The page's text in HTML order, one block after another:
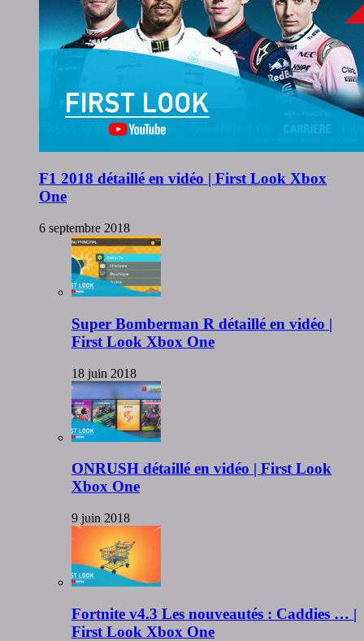
F1 2018 détaillé en vidéo | First Look Xbox
One
6 septembre 2018
Super Bomberman R détaillé en vidéo |
First Look Xbox One
18 juin 2018
ONRUSH détaillé en vidéo | First Look
Xbox One
9 juin 2018
Fortnite v4.3 Les nouveautés : Caddies … |
First Look Xbox One